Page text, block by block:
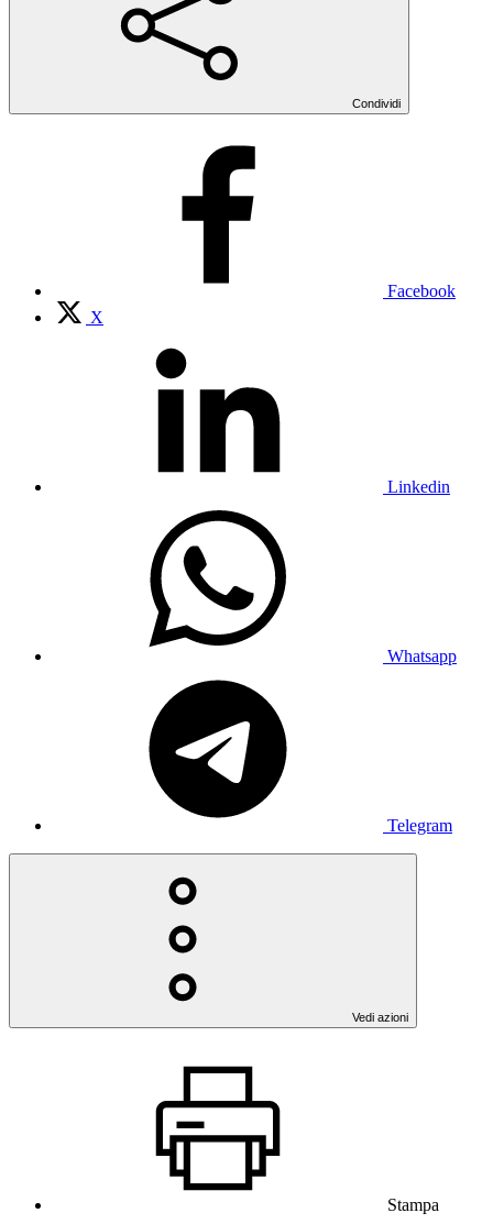
Condividi
Facebook
X
Linkedin
Whatsapp
Telegram
Vedi azioni
Stampa